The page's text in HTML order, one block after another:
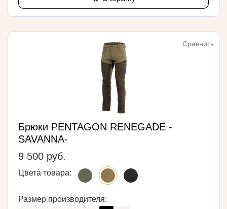
Сравнить
Брюки PENTAGON RENEGADE -
SAVANNA-
9 500 руб.
Цвета товара:
Размер производителя: